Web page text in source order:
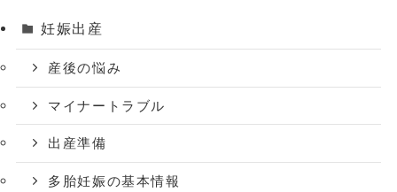
妊娠出産
産後の悩み
マイナートラブル
出産準備
多胎妊娠の基本情報